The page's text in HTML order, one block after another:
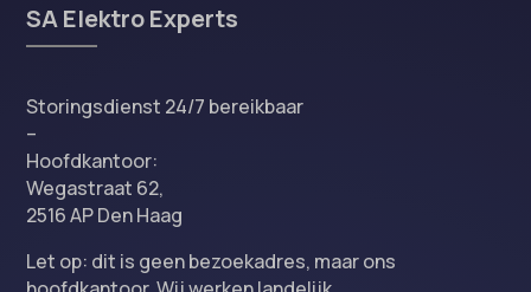
SA Elektro Experts
Storingsdienst 24/7 bereikbaar
–
Hoofdkantoor:
Wegastraat 62,
2516 AP Den Haag
Let op: dit is geen bezoekadres, maar ons